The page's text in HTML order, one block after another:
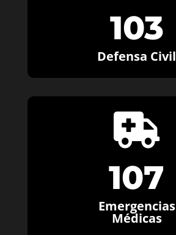
103
Defensa Civil

107
Emergencias
Médicas